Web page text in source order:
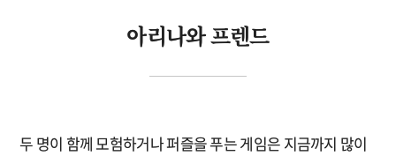
아리나와 프렌드
두 명이 함께 모험하거나 퍼즐을 푸는 게임은 지금까지 많이